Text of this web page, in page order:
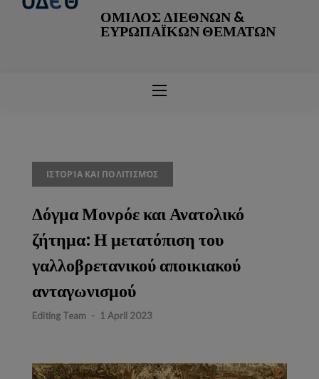
ΟΜΙΛΟΣ ΔΙΕΘΝΩΝ &
ΕΥΡΩΠΑΪΚΩΝ ΘΕΜΑΤΩΝ
ΙΣΤΟΡΊΑ ΚΑΙ ΠΟΛΙΤΙΣΜΌΣ
Δόγμα Μονρόε και Ανατολικό
ζήτημα: Η μετατόπιση του
γαλλοβρετανικού αποικιακού
ανταγωνισμού
Editing Team - 1 April 2023